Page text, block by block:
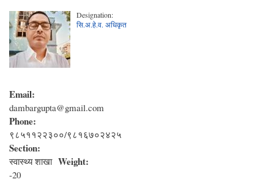
Designation:
सि.अ.हे.व. अधिकृत
Email:
dambargupta@gmail.com
Phone:
९८५११२२३००/९८१६७०२४२५
Section:
स्वास्थ्य शाखा Weight:
-20